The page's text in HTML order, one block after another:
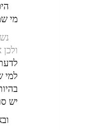
מי
למי
יש